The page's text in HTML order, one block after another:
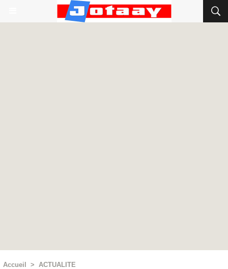
Accueil > ACTUALITE